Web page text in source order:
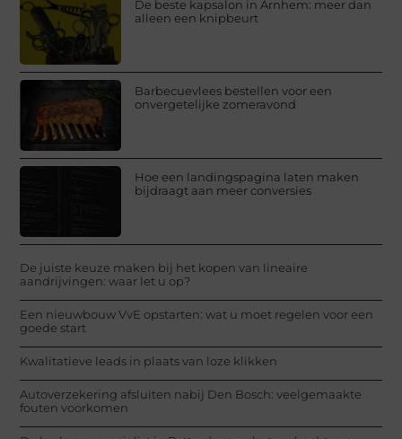
De beste kapsalon in Arnhem: meer dan
alleen een knipbeurt
Barbecuevlees bestellen voor een
onvergetelijke zomeravond
Hoe een landingspagina laten maken
bijdraagt aan meer conversies
De juiste keuze maken bij het kopen van lineaire
aandrijvingen: waar let u op?
Een nieuwbouw VvE opstarten: wat u moet regelen voor een
goede start
Kwalitatieve leads in plaats van loze klikken
Autoverzekering afsluiten nabij Den Bosch: veelgemaakte
fouten voorkomen